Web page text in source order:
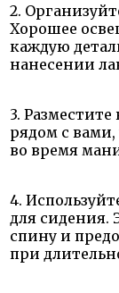
2.
Хорошее
каждую
нанесении
3.
рядом с
во время
4.
для сидения.
спину и
при